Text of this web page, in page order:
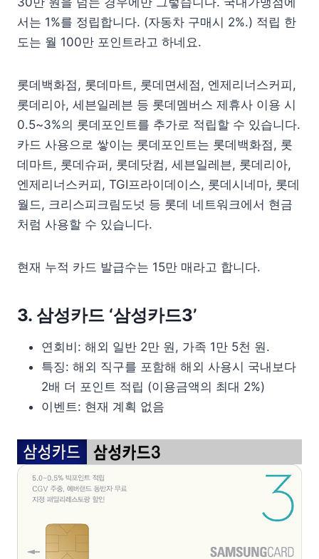
서는 1%를 정립합니다. (자동차 구매시 2%.) 적립 한
도는 월 100만 포인트라고 하네요.
롯데백화점, 롯데마트, 롯데면세점, 엔제리너스커피,
롯데리아, 세븐일레븐 등 롯데멤버스 제휴사 이용 시
0.5~3%의 롯데포인트를 추가로 적립할 수 있습니다.
카드 사용으로 쌓이는 롯데포인트는 롯데백화점, 롯
데마트, 롯데슈퍼, 롯데닷컴, 세븐일레븐, 롯데리아,
엔제리너스커피, TGI프라이데이스, 롯데시네마, 롯데
월드, 크리스피크림도넛 등 롯데 네트워크에서 현금
처럼 사용할 수 있습니다.
현재 누적 카드 발급수는 15만 매라고 합니다.
3. 삼성카드 ‘삼성카드3’
연회비: 해외 일반 2만 원, 가족 1만 5천 원.
특징: 해외 직구를 포함해 해외 사용시 국내보다
2배 더 포인트 적립 (이용금액의 최대 2%)
이벤트: 현재 계획 없음